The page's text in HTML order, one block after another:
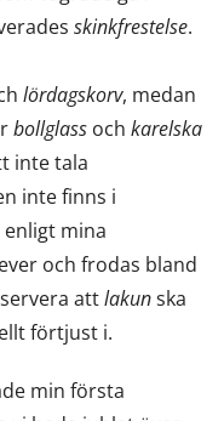
skinkfrestelse.
lördagskorv, medan
bollglass och karelska
inte tala
inte finns i
mina
och frodas bland
attlakunska
förtjust i.
min första